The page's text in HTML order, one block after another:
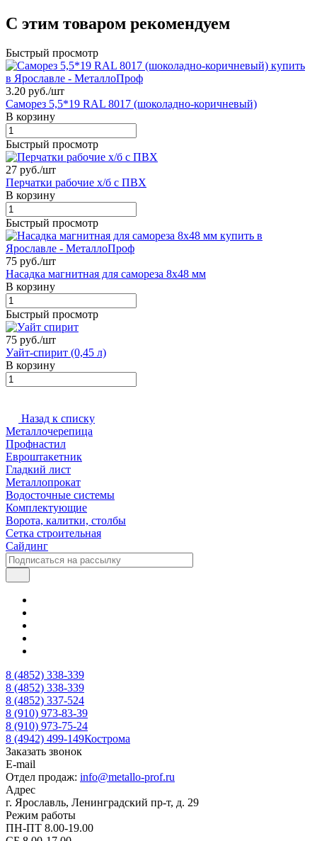
С этим товаром рекомендуем
Быстрый просмотр
3.20 руб./шт
Саморез 5,5*19 RAL 8017 (шоколадно-коричневый)
В корзину
Быстрый просмотр
27 руб./шт
Перчатки рабочие х/б с ПВХ
В корзину
Быстрый просмотр
75 руб./шт
Насадка магнитная для самореза 8х48 мм
В корзину
Быстрый просмотр
75 руб./шт
Уайт-спирит (0,45 л)
В корзину
Назад к списку
Металлочерепица
Профнастил
Евроштакетник
Гладкий лист
Металлопрокат
Водосточные системы
Комплектующие
Ворота, калитки, столбы
Сетка строительная
Сайдинг
8 (4852) 338-339
8 (4852) 338-339
8 (4852) 337-524
8 (910) 973-83-39
8 (910) 973-75-24
8 (4942) 499-149Кострома
Заказать звонок
E-mail
Отдел продаж: info@metallo-prof.ru
Адрес
г. Ярославль, Ленинградский пр-т, д. 29
Режим работы
ПН-ПТ 8.00-19.00